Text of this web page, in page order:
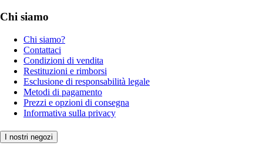
Chi siamo
Chi siamo?
Contattaci
Condizioni di vendita
Restituzioni e rimborsi
Esclusione di responsabilità legale
Metodi di pagamento
Prezzi e opzioni di consegna
Informativa sulla privacy
I nostri negozi